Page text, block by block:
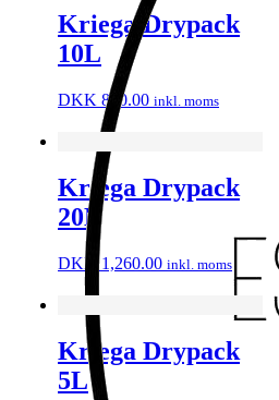
Kriega Drypack
10L
DKK 840.00 inkl. moms
Kriega Drypack
20L
DKK1,260.00 inkl. moms
Kriega Drypack
5L